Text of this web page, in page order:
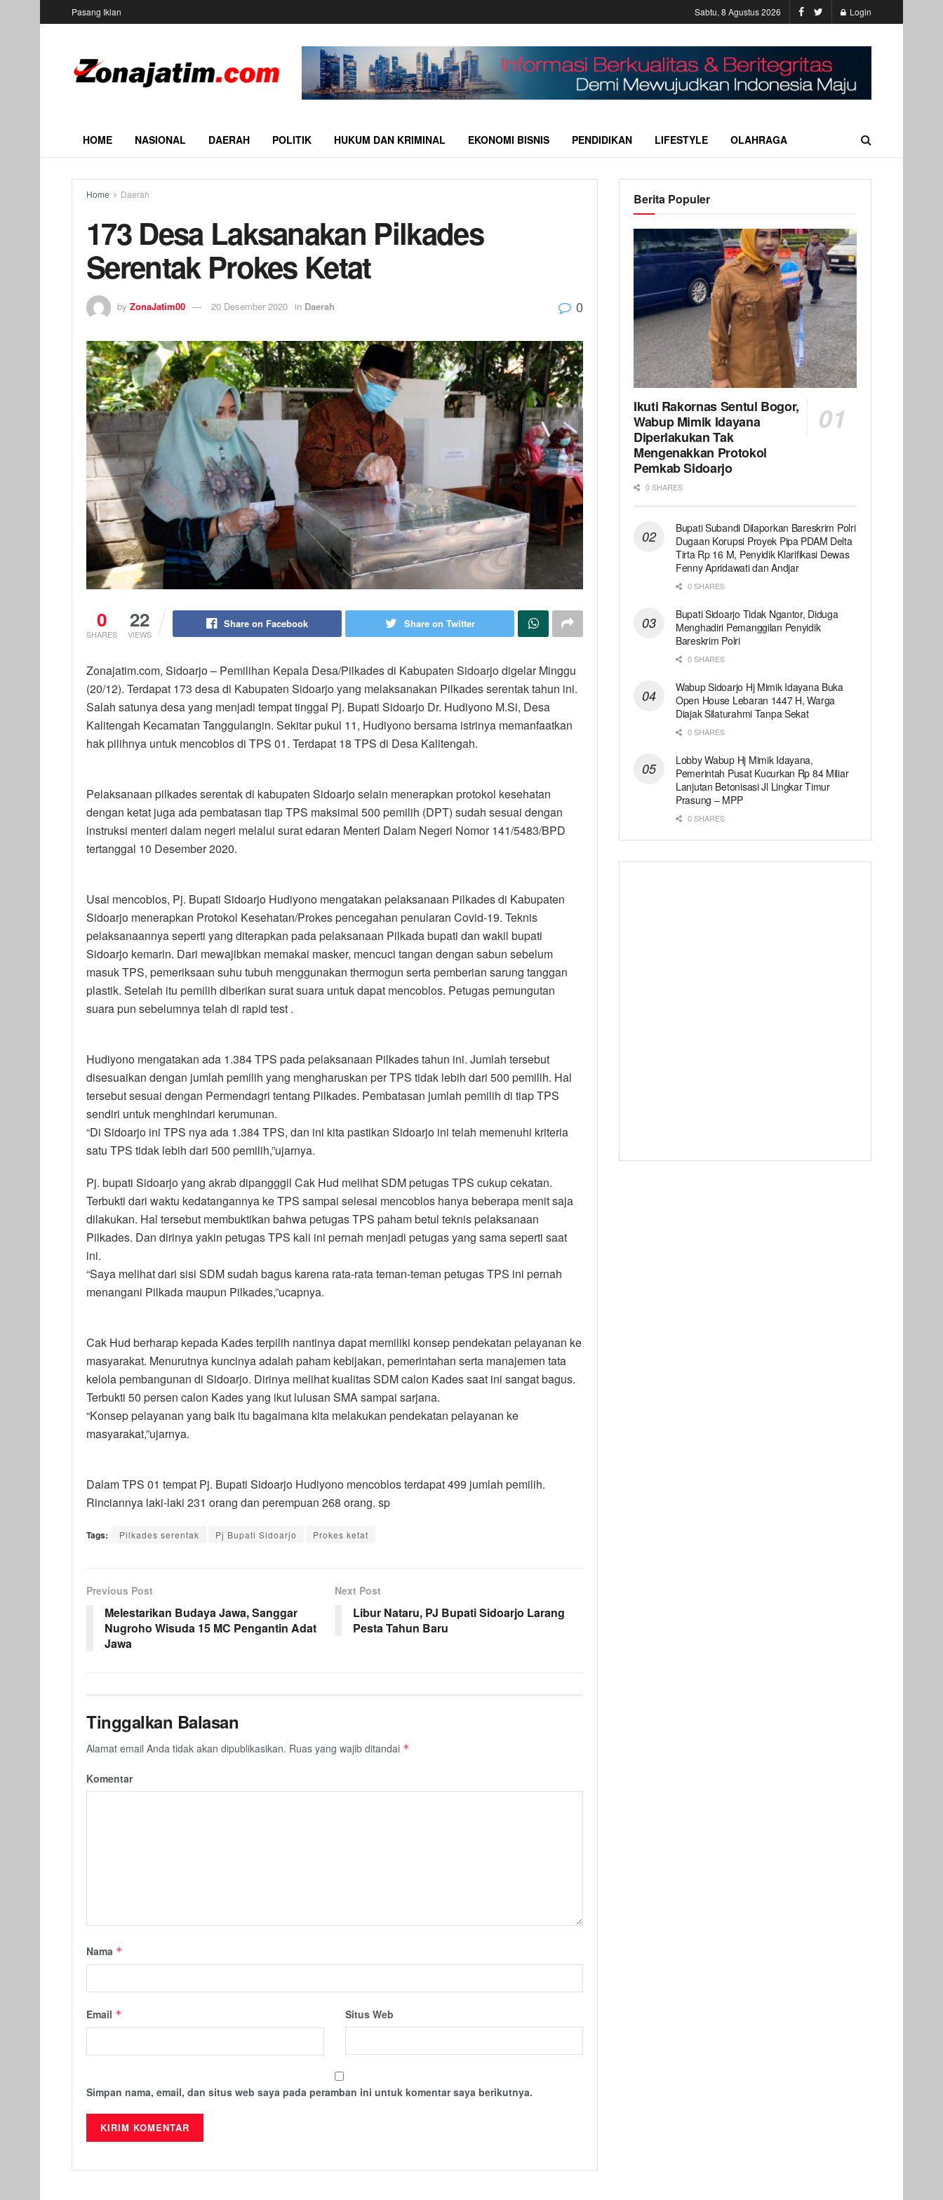
Pasang Iklan Sabtu, 8 Agustus 2026 Login
HOME NASIONAL DAERAH POLITIK HUKUM DAN KRIMINAL EKONOMI BISNIS PENDIDIKAN LIFESTYLE OLAHRAGA
Home Daerah
173 Desa Laksanakan Pilkades
Serentak Prokes Ketat
by ZonaJatim00 20 Desember 2020 in Daerah 0
0
SHARES
22
VIEWS
Share on Facebook Share on Twitter
Zonajatim.com, Sidoarjo – Pemilihan Kepala Desa/Pilkades di Kabupaten Sidoarjo digelar Minggu
(20/12). Terdapat 173 desa di Kabupaten Sidoarjo yang melaksanakan Pilkades serentak tahun ini.
Salah satunya desa yang menjadi tempat tinggal Pj. Bupati Sidoarjo Dr. Hudiyono M.Si, Desa
Kalitengah Kecamatan Tanggulangin. Sekitar pukul 11, Hudiyono bersama istrinya memanfaatkan
hak pilihnya untuk mencoblos di TPS 01. Terdapat 18 TPS di Desa Kalitengah.
Pelaksanaan pilkades serentak di kabupaten Sidoarjo selain menerapkan protokol kesehatan
dengan ketat juga ada pembatasan tiap TPS maksimal 500 pemilih (DPT) sudah sesuai dengan
instruksi menteri dalam negeri melalui surat edaran Menteri Dalam Negeri Nomor 141/5483/BPD
tertanggal 10 Desember 2020.
Usai mencoblos, Pj. Bupati Sidoarjo Hudiyono mengatakan pelaksanaan Pilkades di Kabupaten
Sidoarjo menerapkan Protokol Kesehatan/Prokes pencegahan penularan Covid-19. Teknis
pelaksanaannya seperti yang diterapkan pada pelaksanaan Pilkada bupati dan wakil bupati
Sidoarjo kemarin. Dari mewajibkan memakai masker, mencuci tangan dengan sabun sebelum
masuk TPS, pemeriksaan suhu tubuh menggunakan thermogun serta pemberian sarung tanggan
plastik. Setelah itu pemilih diberikan surat suara untuk dapat mencoblos. Petugas pemungutan
suara pun sebelumnya telah di rapid test .
Hudiyono mengatakan ada 1.384 TPS pada pelaksanaan Pilkades tahun ini. Jumlah tersebut
disesuaikan dengan jumlah pemilih yang mengharuskan per TPS tidak lebih dari 500 pemilih. Hal
tersebut sesuai dengan Permendagri tentang Pilkades. Pembatasan jumlah pemilih di tiap TPS
sendiri untuk menghindari kerumunan.
“Di Sidoarjo ini TPS nya ada 1.384 TPS, dan ini kita pastikan Sidoarjo ini telah memenuhi kriteria
satu TPS tidak lebih dari 500 pemilih,”ujarnya.
Pj. bupati Sidoarjo yang akrab dipangggil Cak Hud melihat SDM petugas TPS cukup cekatan.
Terbukti dari waktu kedatangannya ke TPS sampai selesai mencoblos hanya beberapa menit saja
dilakukan. Hal tersebut membuktikan bahwa petugas TPS paham betul teknis pelaksanaan
Pilkades. Dan dirinya yakin petugas TPS kali ini pernah menjadi petugas yang sama seperti saat
ini.
“Saya melihat dari sisi SDM sudah bagus karena rata-rata teman-teman petugas TPS ini pernah
menangani Pilkada maupun Pilkades,”ucapnya.
Cak Hud berharap kepada Kades terpilih nantinya dapat memiliki konsep pendekatan pelayanan ke
masyarakat. Menurutnya kuncinya adalah paham kebijakan, pemerintahan serta manajemen tata
kelola pembangunan di Sidoarjo. Dirinya melihat kualitas SDM calon Kades saat ini sangat bagus.
Terbukti 50 persen calon Kades yang ikut lulusan SMA sampai sarjana.
“Konsep pelayanan yang baik itu bagaimana kita melakukan pendekatan pelayanan ke
masyarakat,”ujarnya.
Dalam TPS 01 tempat Pj. Bupati Sidoarjo Hudiyono mencoblos terdapat 499 jumlah pemilih.
Rinciannya laki-laki 231 orang dan perempuan 268 orang. sp
Tags: Pilkades serentak Pj Bupati Sidoarjo Prokes ketat
Previous Post
Melestarikan Budaya Jawa, Sanggar
Nugroho Wisuda 15 MC Pengantin Adat
Jawa
Next Post
Libur Nataru, PJ Bupati Sidoarjo Larang
Pesta Tahun Baru
Tinggalkan Balasan
Alamat email Anda tidak akan dipublikasikan. Ruas yang wajib ditandai *
Komentar
Nama *
Email * Situs Web
Simpan nama, email, dan situs web saya pada peramban ini untuk komentar saya berikutnya.
Berita Populer
Ikuti Rakornas Sentul Bogor,
Wabup Mimik Idayana
Diperlakukan Tak
Mengenakkan Protokol
Pemkab Sidoarjo
0 SHARES
Bupati Subandi Dilaporkan Bareskrim Polri
Dugaan Korupsi Proyek Pipa PDAM Delta
Tirta Rp 16 M, Penyidik Klarifikasi Dewas
Fenny Apridawati dan Andjar
0 SHARES
Bupati Sidoarjo Tidak Ngantor, Diduga
Menghadiri Pemanggilan Penyidik
Bareskrim Polri
0 SHARES
Wabup Sidoarjo Hj Mimik Idayana Buka
Open House Lebaran 1447 H, Warga
Diajak Silaturahmi Tanpa Sekat
0 SHARES
Lobby Wabup Hj Mimik Idayana,
Pemerintah Pusat Kucurkan Rp 84 Miliar
Lanjutan Betonisasi Jl Lingkar Timur
Prasung – MPP
0 SHARES